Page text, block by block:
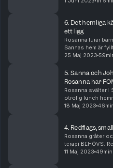
6. Det hemliga
ett ligg
Rosanna lurar
Sannas hem är
betalt för att ligga.
25 Maj 2023
5. Sanna och
Rosanna har
Rosanna svälter i
otrolig lunch
aura på varandra,
18 Maj 2023
4. Redflags,
Rosanna gråter
terapi BEHÖVS.
Sanna hatar på
11 Maj 2023 49min